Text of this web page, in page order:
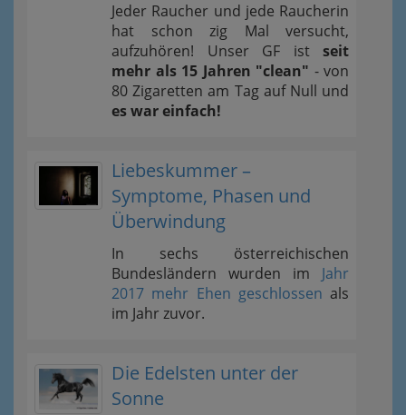
Jeder Raucher und jede Raucherin
hat schon zig Mal versucht,
aufzuhören! Unser GF ist seit
mehr als 15 Jahren "clean" - von
80 Zigaretten am Tag auf Null und
es war einfach!
Liebeskummer –
Symptome, Phasen und
Überwindung
In sechs österreichischen
Bundesländern wurden im Jahr
2017 mehr Ehen geschlossen als
im Jahr zuvor.
Die Edelsten unter der
Sonne